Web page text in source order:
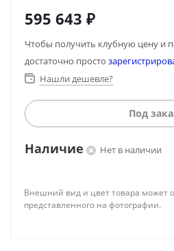
595 643 ₽
Чтобы получить клубную цену и
достаточно просто
Нашли дешевле?
Под
Наличие Нет в наличии
Внешний вид и цвет товара может
представленного на фотографии.